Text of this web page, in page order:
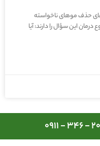
حذف موهای ناخواسته
این سؤال را دارند: آیا